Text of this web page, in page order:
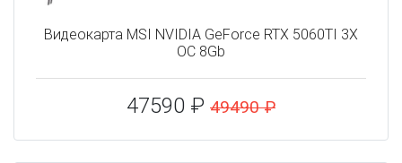
Видеокарта MSI NVIDIA GeForce RTX 5060TI 3X
OC 8Gb
47590 ₽ 49490 ₽